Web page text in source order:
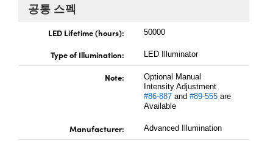
Components
공통 스펙
LED Lifetime (hours): 50000
Type of Illumination: LED Illuminator
Note:
Optional Manual
Intensity Adjustment
#86-887and #89-555are
Available
Manufacturer: Advanced Illumination